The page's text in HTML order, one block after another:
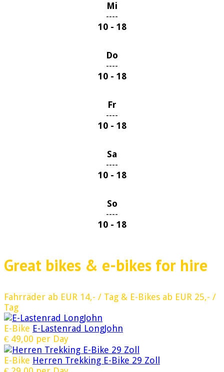
Mi
----
10 - 18
Do
----
10 - 18
Fr
----
10 - 18
Sa
----
10 - 18
So
----
10 - 18
Great bikes & e-bikes for hire
Fahrräder ab EUR 14,- / Tag & E-Bikes ab EUR 25,- /
Tag
E-Bike E-Lastenrad LongJohn
€ 49,00 per Day
E-Bike Herren Trekking E-Bike 29 Zoll